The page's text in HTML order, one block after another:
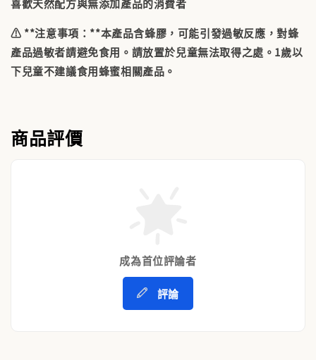
喜歡天然配方與無添加產品的消費者
⚠ **注意事項：**本產品含蜂膠，可能引發過敏反應，對蜂
產品過敏者請避免食用。請放置於兒童無法取得之處。1歲以
下兒童不建議食用蜂蜜相關產品。
商品評價
成為首位評論者
評論